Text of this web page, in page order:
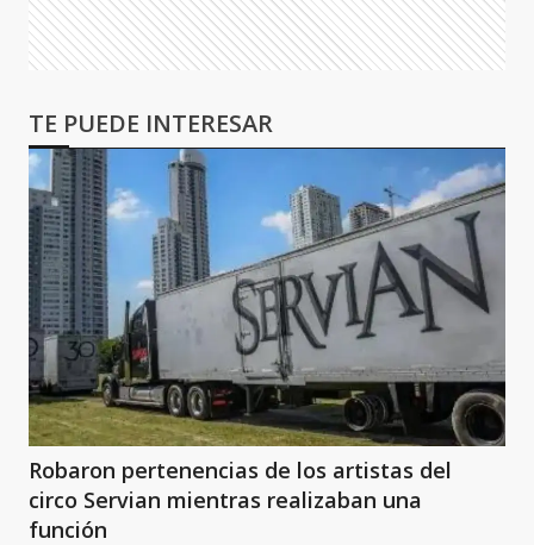
TE PUEDE INTERESAR
Robaron pertenencias de los artistas del
circo Servian mientras realizaban una
función